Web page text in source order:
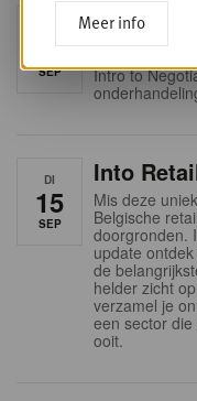
9
SEP
business
Intro to
DI
15
SEP
Into
Mis deze
Belgische
doorgronden.
update
de
helder zicht
verzamel je
een sector
ooit.
Meer info